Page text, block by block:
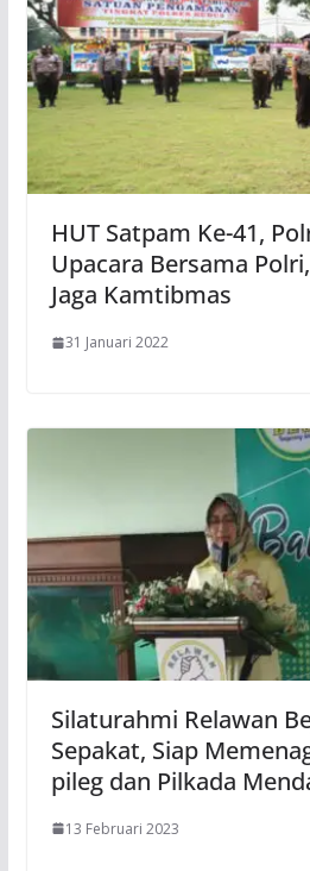
HUT Satpam Ke-41,
Upacara Bersama
Jaga Kamtibmas
31 Januari 2022
Silaturahmi Relawan
Sepakat, Siap
pileg dan Pilkada
13 Februari 2023